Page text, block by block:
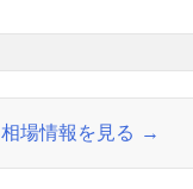
相場情報を見る